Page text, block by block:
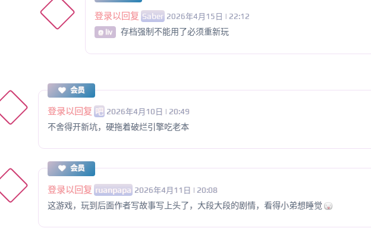
登录以回复 Saber 2026年4月15日 | 22:12
@ liv 存档强制不能用了必须重新玩
会员
登录以回复 吧 2026年4月10日 | 20:49
不舍得开新坑，硬拖着破烂引擎吃老本
会员
登录以回复 ruanpapa 2026年4月11日 | 20:08
这游戏，玩到后面作者写故事写上头了，大段大段的剧情，看得小弟想睡觉